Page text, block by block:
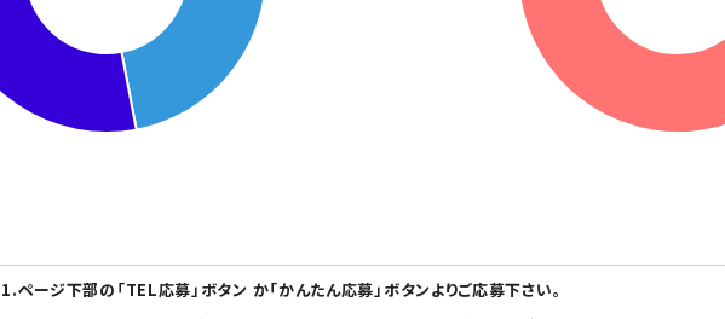
1.ページ下部の「TEL応募」ボタン か「かんたん応募」ボタンよりご応募下さい。